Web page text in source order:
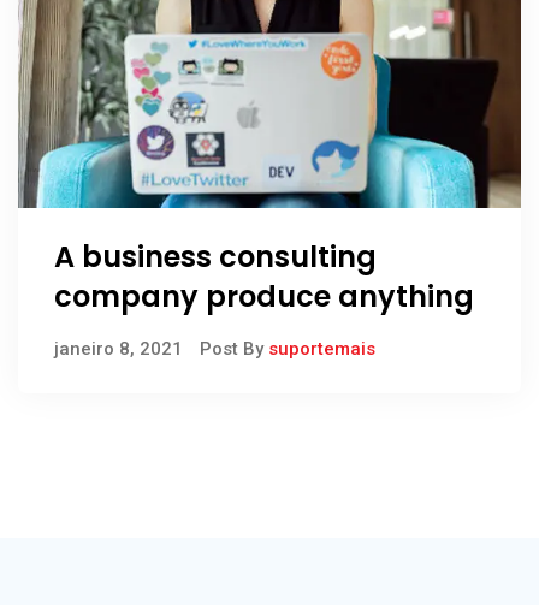
A business consulting
company produce anything
janeiro 8, 2021 Post By suportemais